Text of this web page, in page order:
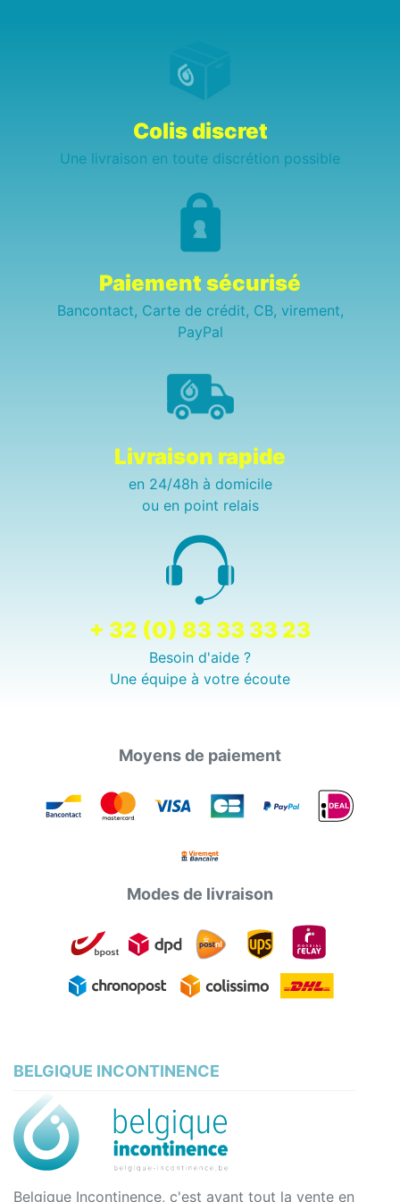
Colis discret
Une livraison en toute discrétion possible
Paiement sécurisé
Bancontact, Carte de crédit, CB, virement,
PayPal
Livraison rapide
en 24/48h à domicile
ou en point relais
+ 32 (0) 83 33 33 23
Besoin d'aide ?
Une équipe à votre écoute
Moyens de paiement
Modes de livraison
BELGIQUE INCONTINENCE
Belgique Incontinence, c'est avant tout la vente en